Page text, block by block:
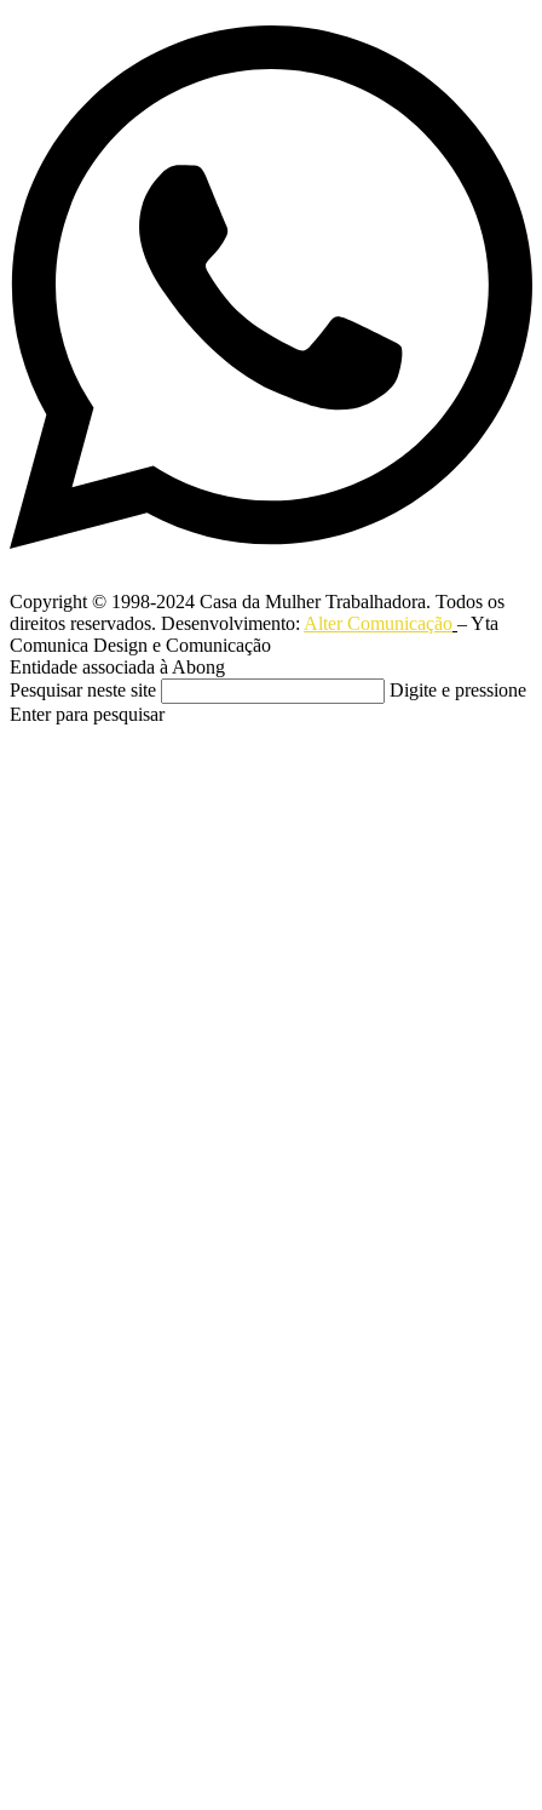
Copyright © 1998-2024 Casa da Mulher Trabalhadora. Todos os
direitos reservados. Desenvolvimento: Alter Comunicação – Yta
Comunica Design e Comunicação
Entidade associada à Abong
Pesquisar neste site
Digite e pressione
Enter para pesquisar